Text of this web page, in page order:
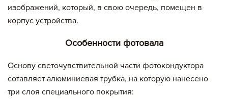
изображений, который, в свою очередь, помещен в
корпус устройства.
Особенности фотовала
Основу светочувствительной части фотокондуктора
сотавляет алюминиевая трубка, на которую нанесено
три слоя специального покрытия: